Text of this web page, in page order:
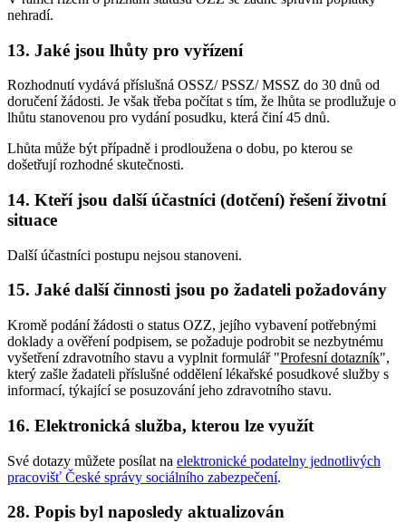
nehradí.
13. Jaké jsou lhůty pro vyřízení
Rozhodnutí vydává příslušná OSSZ/ PSSZ/ MSSZ do 30 dnů od
doručení žádosti. Je však třeba počítat s tím, že lhůta se prodlužuje o
lhůtu stanovenou pro vydání posudku, která činí 45 dnů.
Lhůta může být případně i prodloužena o dobu, po kterou se
došetřují rozhodné skutečnosti.
14. Kteří jsou další účastníci (dotčení) řešení životní
situace
Další účastníci postupu nejsou stanoveni.
15. Jaké další činnosti jsou po žadateli požadovány
Kromě podání žádosti o status OZZ, jejího vybavení potřebnými
doklady a ověření podpisem, se požaduje podrobit se nezbytnému
vyšetření zdravotního stavu a vyplnit formulář "Profesní dotazník",
který zašle žadateli příslušné oddělení lékařské posudkové služby s
informací, týkající se posuzování jeho zdravotního stavu.
16. Elektronická služba, kterou lze využít
Své dotazy můžete posílat na elektronické podatelny jednotlivých
pracovišť České správy sociálního zabezpečení.
28. Popis byl naposledy aktualizován